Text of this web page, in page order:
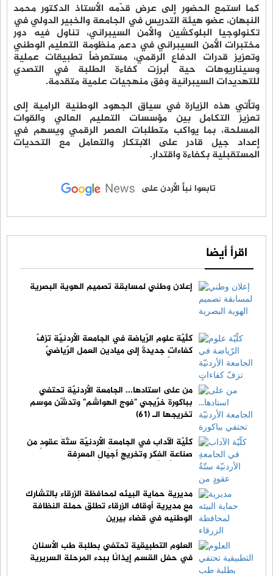
كما استمع الحضور إلى عرض قدّمه الأستاذ الدكتور محمد
النبهان، عضو هيئة التدريس في الجامعة والخبير الدولي في
تكنولوجيا البلوكشين والأمن السيبراني، تناول فيه دور
مختبرات الأمن السيبراني في دعم منظومة التعليم الوطني
وتعزيز قدرات الدفاع الرقمي، مستعرضاً تطبيقات عملية
وسيناريوهات حية أبرزت كفاءة الطلبة في التصدي
للتهديدات السيبرانية وفق منهجيات علمية متقدمة.
وتأتي هذه الزيارة في سياق الجهود الوطنية الرامية إلى
تعزيز التكامل بين مؤسسات التعليم العالي والقوات
المسلحة، بما يواكب متطلبات العصر الرقمي ويسهم في
إعداد جيل قادر على الابتكار والتعامل مع التحديات
المستقبلية بكفاءة واقتدار.
تابعوا نبأ الأردن على
اقرأ أيضا
إعلان وطني لمسابقة تصميم الهوية البصرية
كلّيّة علوم الرّياضة في الجامعة الأردنيّة تزفّ
كفاءاتٍ جديدةً إلى ميادين العمل الرّياضيّ
من على استادها... الجامعة الأردنيّة تحتفي
بباكورة خرّيجي "فوج الهواشم" وتدشّن موسم
تخريجها الـ (61)
كلّيّة الآداب في الجامعةِ الأردنيّة ستّةُ عقودٍ من
صناعةِ الفِكر وتخريجِ أجيالِ المعرِفة
مديرية حماية البيئه لمحافظة الزرقاء بالتشارك
مع مديرية أوقاف الزرقاء تطلق حملة النظافة
الوطنيه في قضاء بيرين
العلوم التطبيقية تحتفي بطلبة طب الأسنان
في حفل القسم إيذانًا ببدء المرحلة السريرية